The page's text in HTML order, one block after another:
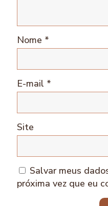
Nome *
E-mail *
Site
Salvar meus
próxima vez que eu